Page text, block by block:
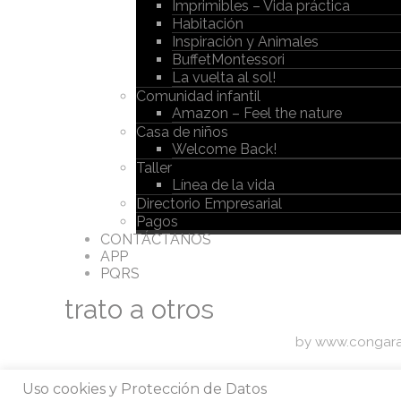
Imprimibles – Vida práctica
Habitación
Inspiración y Animales
BuffetMontessori
La vuelta al sol!
Comunidad infantil
Amazon – Feel the nature
Casa de niños
Welcome Back!
Taller
Línea de la vida
Directorio Empresarial
Pagos
CONTÁCTANOS
APP
PQRS
trato a otros
by
Uso cookies y Protección de Datos
Llama ahora!